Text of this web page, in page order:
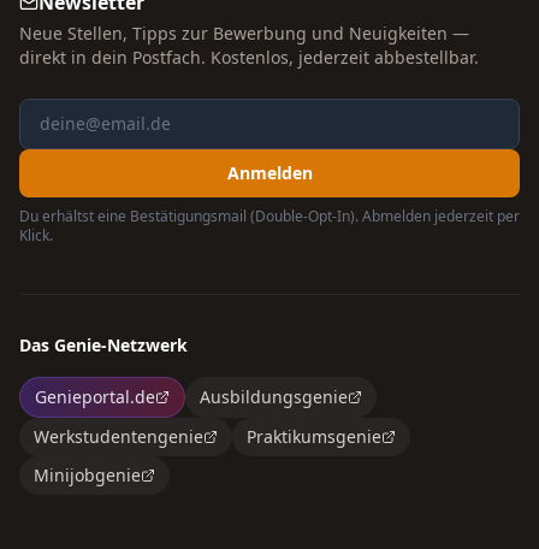
Neue Stellen, Tipps zur Bewerbung und Neuigkeiten —
direkt in dein Postfach. Kostenlos, jederzeit abbestellbar.
Anmelden
Du erhältst eine Bestätigungsmail (Double-Opt-In). Abmelden jederzeit per
Klick.
Das Genie-Netzwerk
Genieportal.de
Ausbildungsgenie
Werkstudentengenie
Praktikumsgenie
Minijobgenie